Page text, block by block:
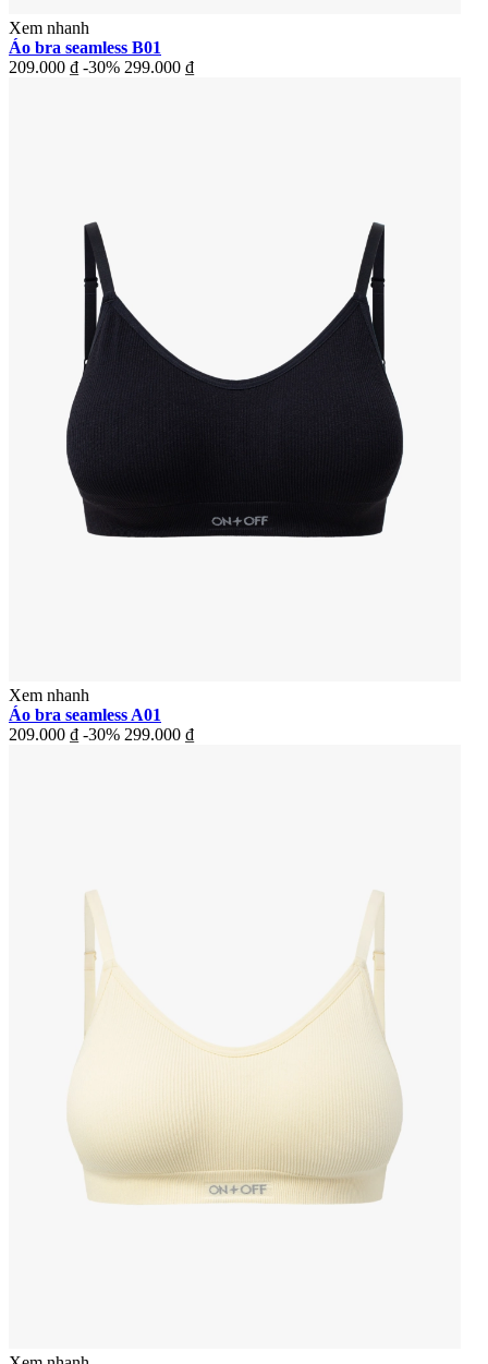
Xem nhanh
Áo bra seamless B01
209.000 ₫ -30% 299.000 ₫
Xem nhanh
Áo bra seamless A01
209.000 ₫ -30% 299.000 ₫